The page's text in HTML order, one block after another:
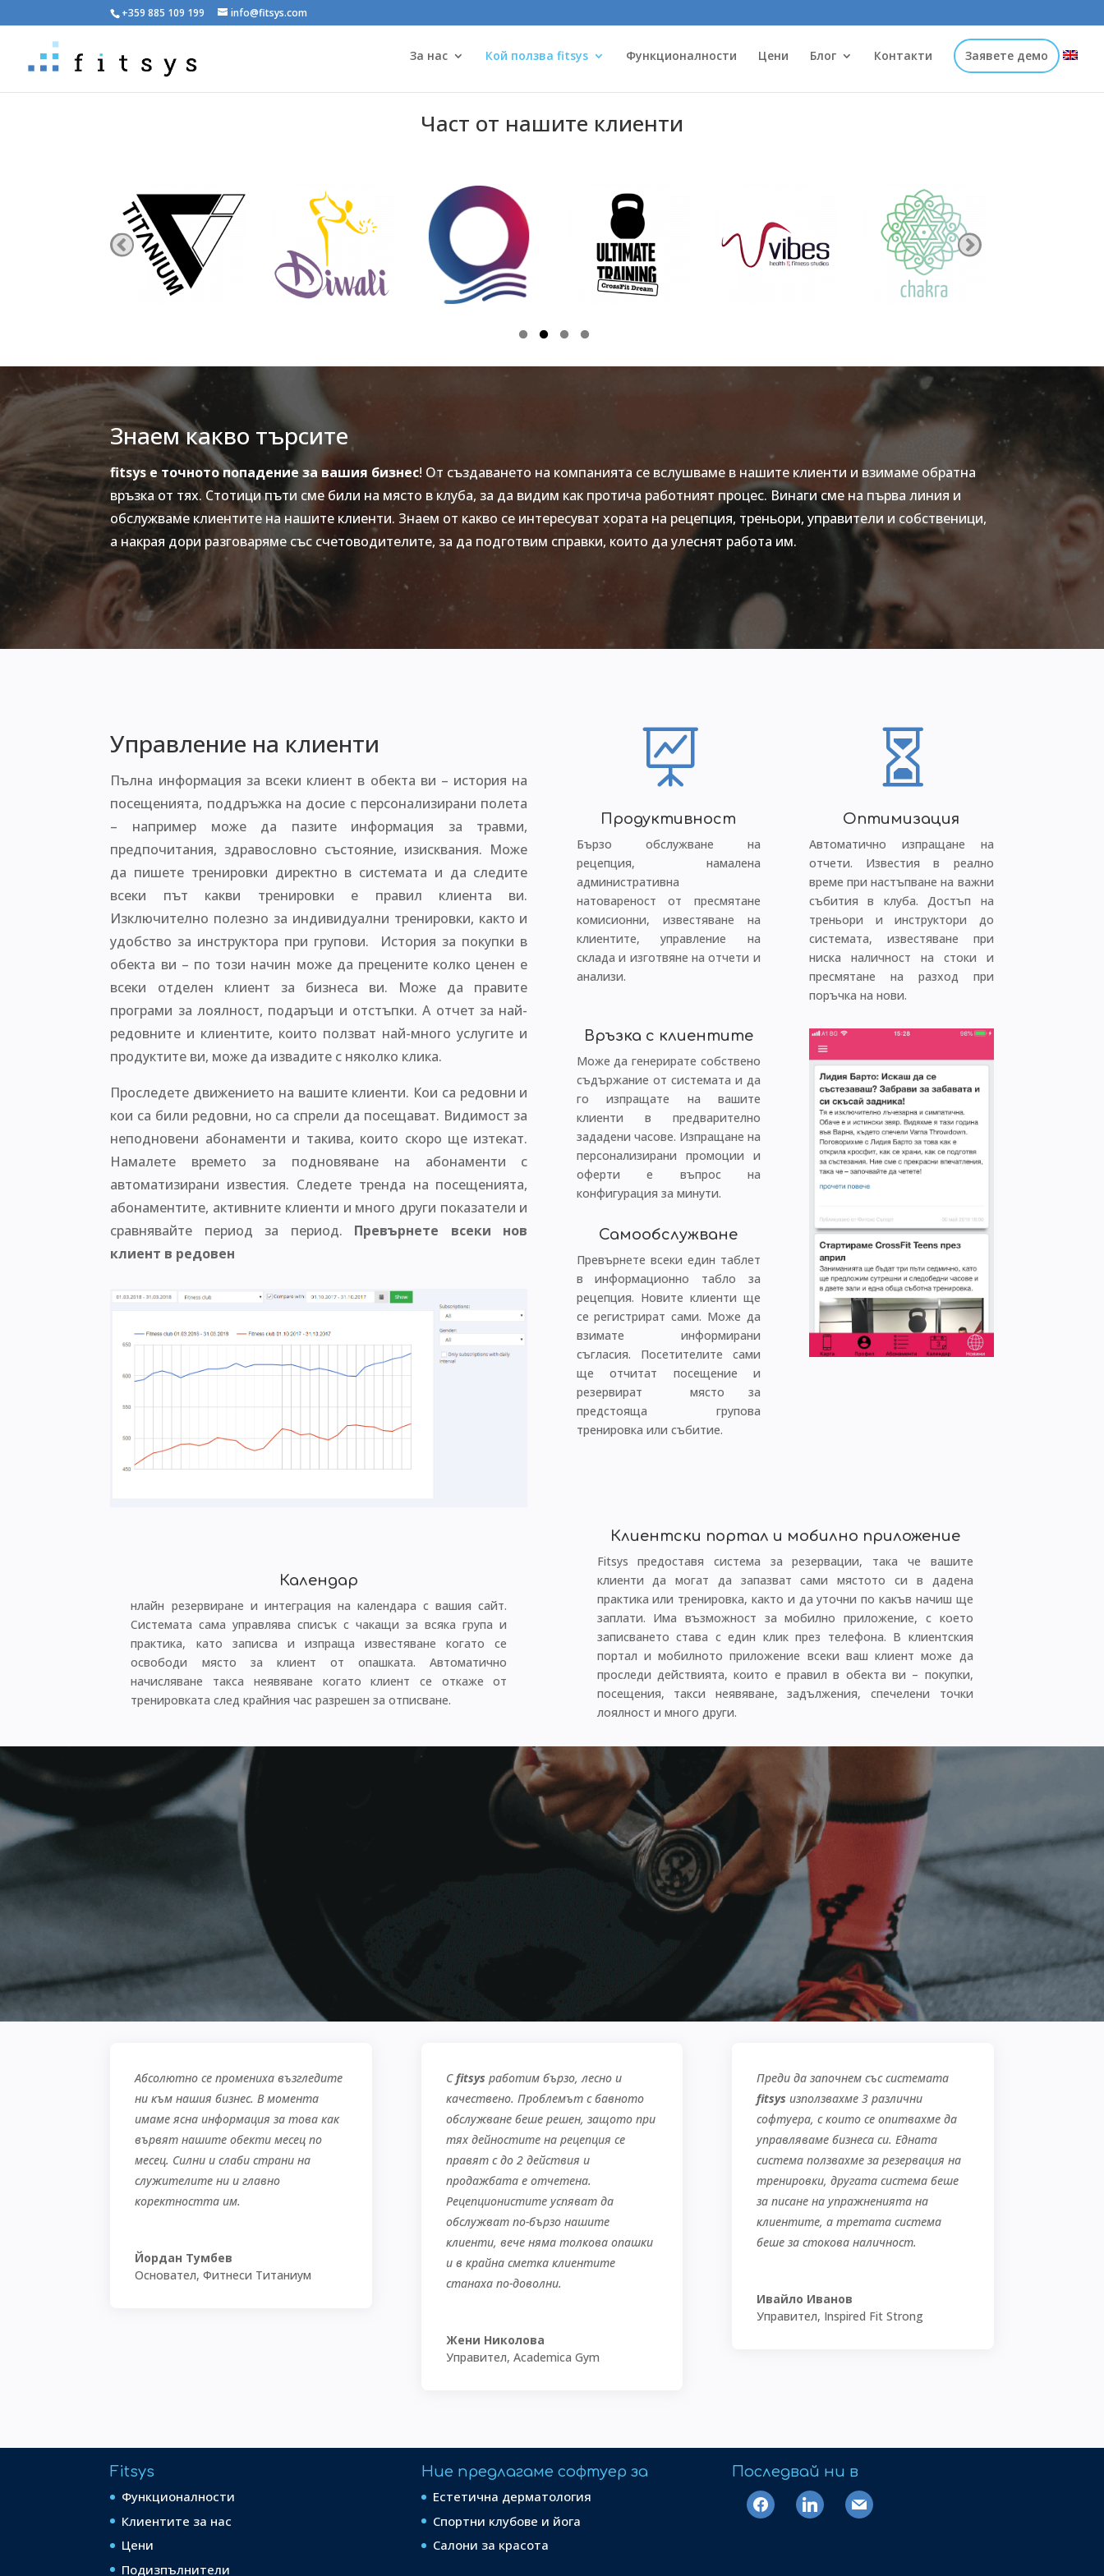
+359 885 109 199 info@fitsys.com
За нас Кой ползва fitsys Функционалности Цени Блог Контакти Заявете демо
Част от нашите клиенти
Знаем какво търсите
fitsyse точното попадение за вашия бизнес! От създаването на компанията се вслушваме в нашите клиенти и взимаме обратна
връзка от тях. Стотици пъти сме били на място в клуба, за да видим как протича работният процес. Винаги сме на първа линия и
обслужваме клиентите на нашите клиенти. Знаем от какво се интересуват хората на рецепция, треньори, управители и собственици,
а накрая дори разговаряме със счетоводителите, за да подготвим справки, които да улеснят работа им.
Управление на клиенти
Пълна информация за всеки клиент в обекта ви – история на
посещенията, поддръжка на досие с персонализирани полета
– например може да пазите информация за травми,
предпочитания, здравословно състояние, изисквания. Може
да пишете тренировки директно в системата и да следите
всеки път какви тренировки е правил клиента ви.
Изключително полезно за индивидуални тренировки, както и
удобство за инструктора при групови. История за покупки в
обекта ви – по този начин може да прецените колко ценен е
всеки отделен клиент за бизнеса ви. Може да правите
програми за лоялност, подаръци и отстъпки. А отчет за най-
редовните и клиентите, които ползват най-много услугите и
продуктите ви, може да извадите с няколко клика.
Проследете движението на вашите клиенти. Кои са редовни и
кои са били редовни, но са спрели да посещават. Видимост за
неподновени абонаменти и такива, които скоро ще изтекат.
Намалете времето за подновяване на абонаменти с
автоматизирани известия. Следете тренда на посещенията,
абонаментите, активните клиенти и много други показатели и
сравнявайте период за период. Превърнете всеки нов
клиент в редовен
Календар
нлайн резервиране и интеграция на календара с вашия сайт.
Системата сама управлява списък с чакащи за всяка група и
практика, като записва и изпраща известяване когато се
освободи място за клиент от опашката. Автоматично
начисляване такса неявяване когато клиент се откаже от
тренировката след крайния час разрешен за отписване.

Продуктивност
Бързо обслужване на
рецепция, намалена
административна
натовареност от пресмятане
комисионни, известяване на
клиентите, управление на
склада и изготвяне на отчети и
анализи.

Оптимизация
Автоматично изпращане на
отчети. Известия в реално
време при настъпване на важни
събития в клуба. Достъп на
треньори и инструктори до
системата, известяване при
ниска наличност на стоки и
пресмятане на разход при
поръчка на нови.
Връзка с клиентите
Може да генерирате собствено
съдържание от системата и да
го изпращате на вашите
клиенти в предварително
зададени часове. Изпращане на
персонализирани промоции и
оферти е въпрос на
конфигурация за минути.
Самообслужване
Превърнете всеки един таблет
в информационно табло за
рецепция. Новите клиенти ще
се регистрират сами. Може да
взимате информирани
съгласия. Посетителите сами
ще отчитат посещение и
резервират място за
предстояща групова
тренировка или събитие.
Клиентски портал и мобилно приложение
Fitsys предоставя система за резервации, така че вашите
клиенти да могат да запазват сами мястото си в дадена
практика или тренировка, както и да уточни по какъв начиш ще
заплати. Има възможност за мобилно приложение, с което
записването става с един клик през телефона. В клиентския
портал и мобилното приложение всеки ваш клиент може да
проследи действията, които е правил в обекта ви – покупки,
посещения, такси неявяване, задължения, спечелени точки
лоялност и много други.
Абсолютно се промениха възгледите
ни към нашия бизнес. В момента
имаме ясна информация за това как
вървят нашите обекти месец по
месец. Силни и слаби страни на
служителите ни и главно
коректността им.
Йордан Тумбев
Основател, Фитнеси Титаниум
Сfitsys работим бързо, лесно и
качествено. Проблемът с бавното
обслужване беше решен, защото при
тях дейностите на рецепция се
правят с до 2 действия и
продажбата е отчетена.
Рецепционистите успяват да
обслужват по-бързо нашите
клиенти, вече няма толкова опашки
и в крайна сметка клиентите
станаха по-доволни.
Жени Николова
Управител, Academica Gym
Преди да започнем със системата
fitsys използвахме 3 различни
софтуера, с които се опитвахме да
управляваме бизнеса си. Едната
система ползвахме за резервация на
тренировки, другата система беше
за писане на упражненията на
клиентите, а третата система
беше за стокова наличност.
Ивайло Иванов
Управител, Inspired Fit Strong
Fitsys
Функционалности
Клиентите за нас
Цени
Подизпълнители
Ние предлагаме софтуер за
Естетична дерматология
Спортни клубове и йога
Салони за красота
Последвай ни в
facebooklinkedin mail